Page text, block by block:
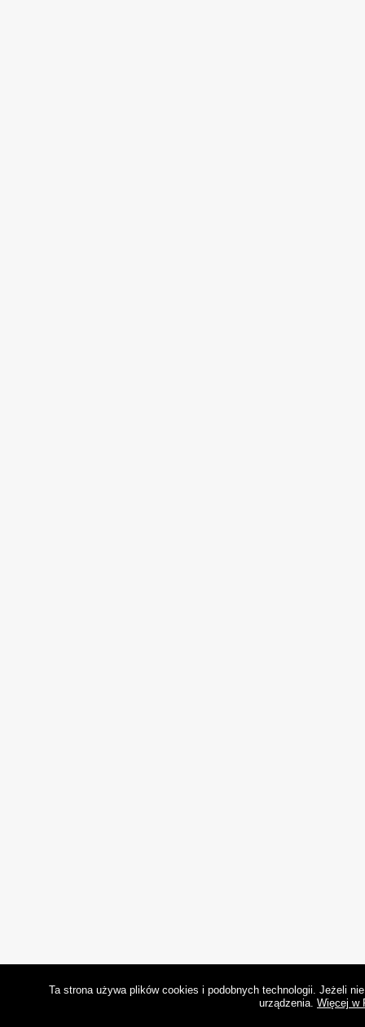
Ta strona używa plików cookies i podobnych technologii. Jeżeli
urządzenia. Więcej w